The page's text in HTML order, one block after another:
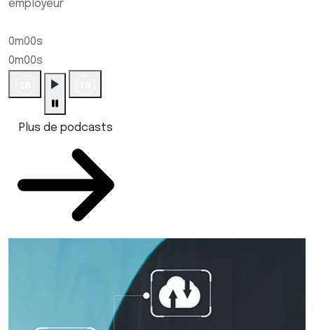
employeur
0m00s
0m00s
Plus de podcasts